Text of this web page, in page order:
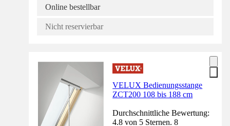
Online bestellbar
Nicht reservierbar
VELUX Bedienungsstange
ZCT200 108 bis 188 cm
Durchschnittliche Bewertung:
4.8 von 5 Sternen. 8